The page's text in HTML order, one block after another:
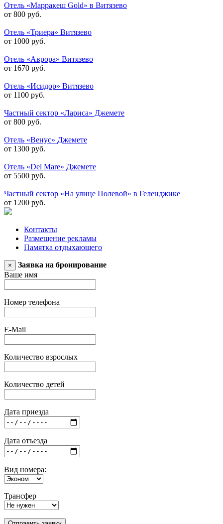
Отель «Марракеш Gold» в Витязево
от 800 руб.
Отель «Триера» Витязево
от 1000 руб.
Отель «Аврора» Витязево
от 1670 руб.
Отель «Исидор» Витязево
от 1100 руб.
Частный сектор «Лариса» Джемете
от 800 руб.
Отель «Венус» Джемете
от 1300 руб.
Отель «Del Mare» Джемете
от 5500 руб.
Частный сектор «На улице Полевой» в Геленджике
от 1200 руб.
Контакты
Размещение рекламы
Памятка отдыхающего
×
Заявка на бронирование
Ваше имя
Номер телефона
E-Mail
Количество взрослых
Количество детей
Дата приезда
Дата отъезда
Вид номера:
Трансфер